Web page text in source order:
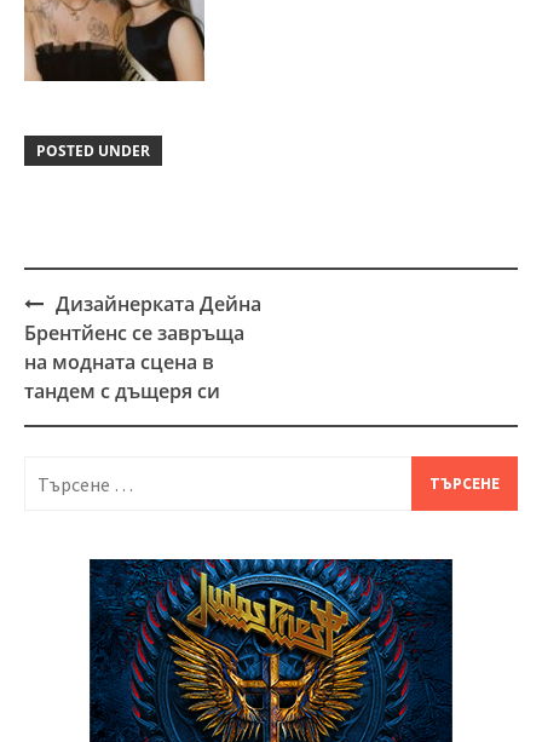
POSTED UNDER
Post
navigation
Дизайнерката Дейна
Брентйенс се завръща
на модната сцена в
тандем с дъщеря си
за: